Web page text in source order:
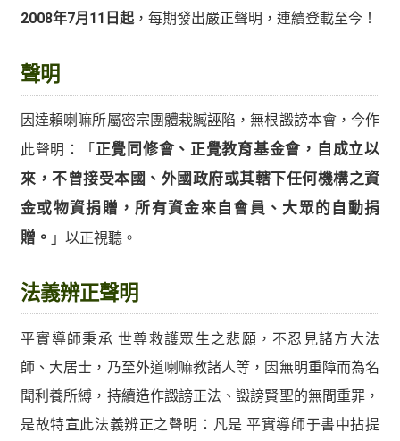
2008年7月11日起，每期發出嚴正聲明，連續登載至今！
聲明
因達賴喇嘛所屬密宗團體栽贓誣陷，無根譭謗本會，今作
此聲明：「 正覺同修會、正覺教育基金會，自成立以
來，不曾接受本國、外國政府或其轄下任何機構之資
金或物資捐贈，所有資金來自會員、大眾的自動捐
贈。 」以正視聽。
法義辨正聲明
平實導師秉承 世尊救護眾生之悲願，不忍見諸方大法
師、大居士，乃至外道喇嘛教諸人等，因無明重障而為名
聞利養所縛，持續造作譭謗正法、譭謗賢聖的無間重罪，
是故特宣此法義辨正之聲明：凡是 平實導師于書中拈提